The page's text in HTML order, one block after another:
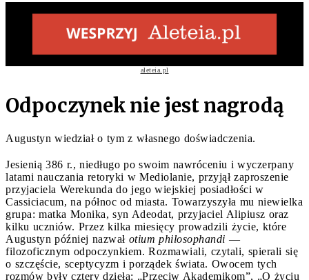
aleteia.pl
Odpoczynek nie jest nagrodą
Augustyn wiedział o tym z własnego doświadczenia.
Jesienią 386 r., niedługo po swoim nawróceniu i wyczerpany
latami nauczania retoryki w Mediolanie, przyjął zaproszenie
przyjaciela Werekunda do jego wiejskiej posiadłości w
Cassiciacum, na północ od miasta. Towarzyszyła mu niewielka
grupa: matka Monika, syn Adeodat, przyjaciel Alipiusz oraz
kilku uczniów. Przez kilka miesięcy prowadzili życie, które
Augustyn później nazwał otium philosophandi —
filozoficznym odpoczynkiem. Rozmawiali, czytali, spierali się
o szczęście, sceptycyzm i porządek świata. Owocem tych
rozmów były cztery dzieła: „Przeciw Akademikom”, „O życiu